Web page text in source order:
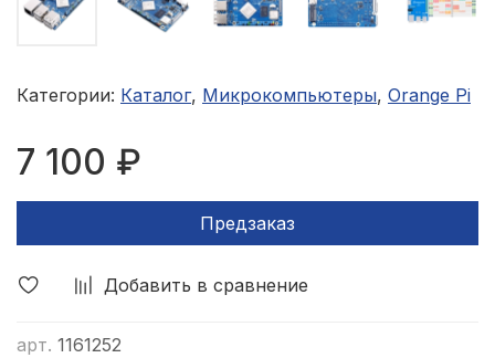
Добавить в сравнение
арт. 1161252
Категории: Каталог, Микрокомпьютеры, Orange Pi
7 100 ₽
Предзаказ